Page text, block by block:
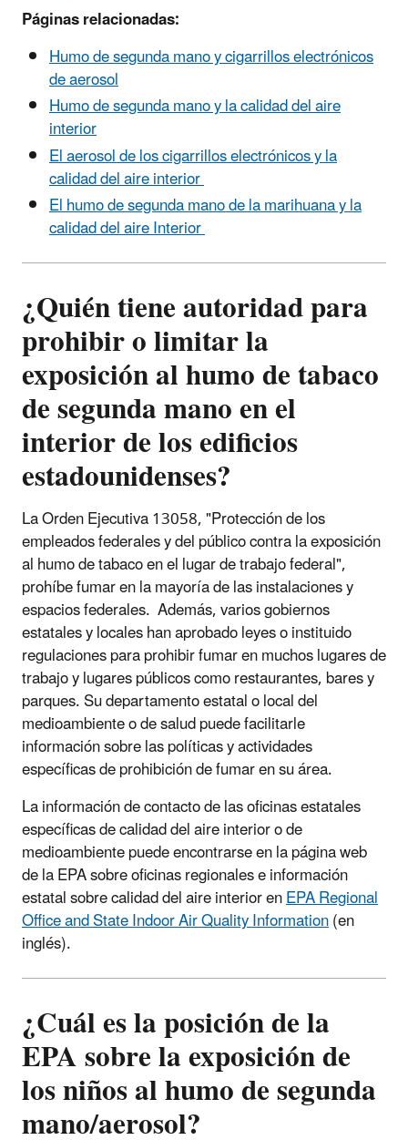
Páginas relacionadas:
Humo de segunda mano y cigarrillos electrónicos
de aerosol
Humo de segunda mano y la calidad del aire
interior
El aerosol de los cigarrillos electrónicos y la
calidad del aire interior
El humo de segunda mano de la marihuana y la
calidad del aire Interior
¿Quién tiene autoridad para
prohibir o limitar la
exposición al humo de tabaco
de segunda mano en el
interior de los edificios
estadounidenses?
La Orden Ejecutiva 13058, "Protección de los
empleados federales y del público contra la exposición
al humo de tabaco en el lugar de trabajo federal",
prohíbe fumar en la mayoría de las instalaciones y
espacios federales. Además, varios gobiernos
estatales y locales han aprobado leyes o instituido
regulaciones para prohibir fumar en muchos lugares de
trabajo y lugares públicos como restaurantes, bares y
parques. Su departamento estatal o local del
medioambiente o de salud puede facilitarle
información sobre las políticas y actividades
específicas de prohibición de fumar en su área.
La información de contacto de las oficinas estatales
específicas de calidad del aire interior o de
medioambiente puede encontrarse en la página web
de la EPA sobre oficinas regionales e información
estatal sobre calidad del aire interior enEPA Regional
Office and State Indoor Air Quality Information(en
inglés).
¿Cuál es la posición de la
EPA sobre la exposición de
los niños al humo de segunda
mano/aerosol?